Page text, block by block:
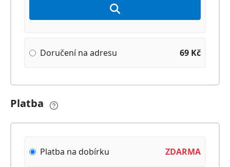
Doručení na adresu 69 Kč
Platba
Platba na dobírku ZDARMA